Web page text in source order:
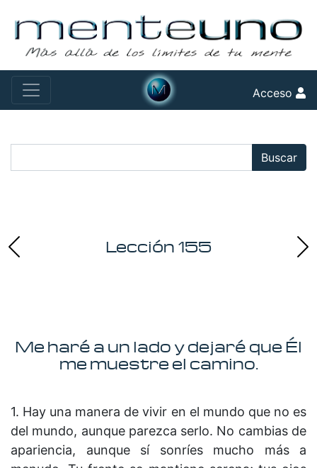
Acceso
Buscar
Lección 155
Me haré a un lado y dejaré que Él
me muestre el camino.
1. Hay una manera de vivir en el mundo que no es
del mundo, aunque parezca serlo. No cambias de
apariencia, aunque sí sonríes mucho más a